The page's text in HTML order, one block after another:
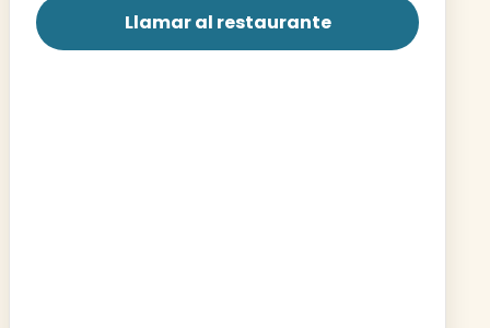
Llamar al restaurante